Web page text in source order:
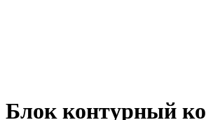
Блок контурный